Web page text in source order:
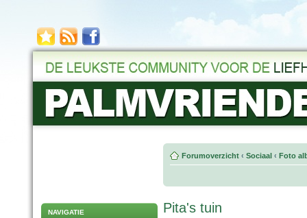
NAVIGATIE
Forumoverzicht ‹ Sociaal ‹ Foto
Pita's tuin